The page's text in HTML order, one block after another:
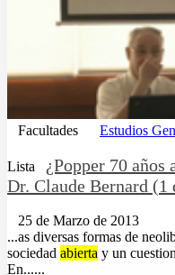
Facultades Estudios
Lista
¿Popper 70 años
Dr. Claude Bernard (1
25 de Marzo de 2013
...as diversas formas de
sociedad abierta y un
En......